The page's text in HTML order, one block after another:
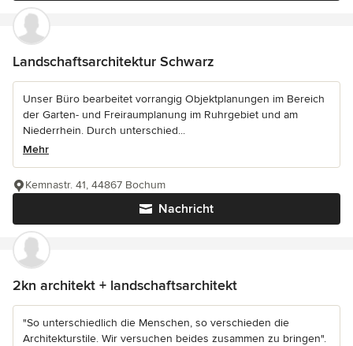
Landschaftsarchitektur Schwarz
Unser Büro bearbeitet vorrangig Objektplanungen im Bereich
der Garten- und Freiraumplanung im Ruhrgebiet und am
Niederrhein. Durch unterschied...
Mehr
Nachricht
Kemnastr. 41, 44867 Bochum
2kn architekt + landschaftsarchitekt
"So unterschiedlich die Menschen, so verschieden die
Architekturstile. Wir versuchen beides zusammen zu bringen".